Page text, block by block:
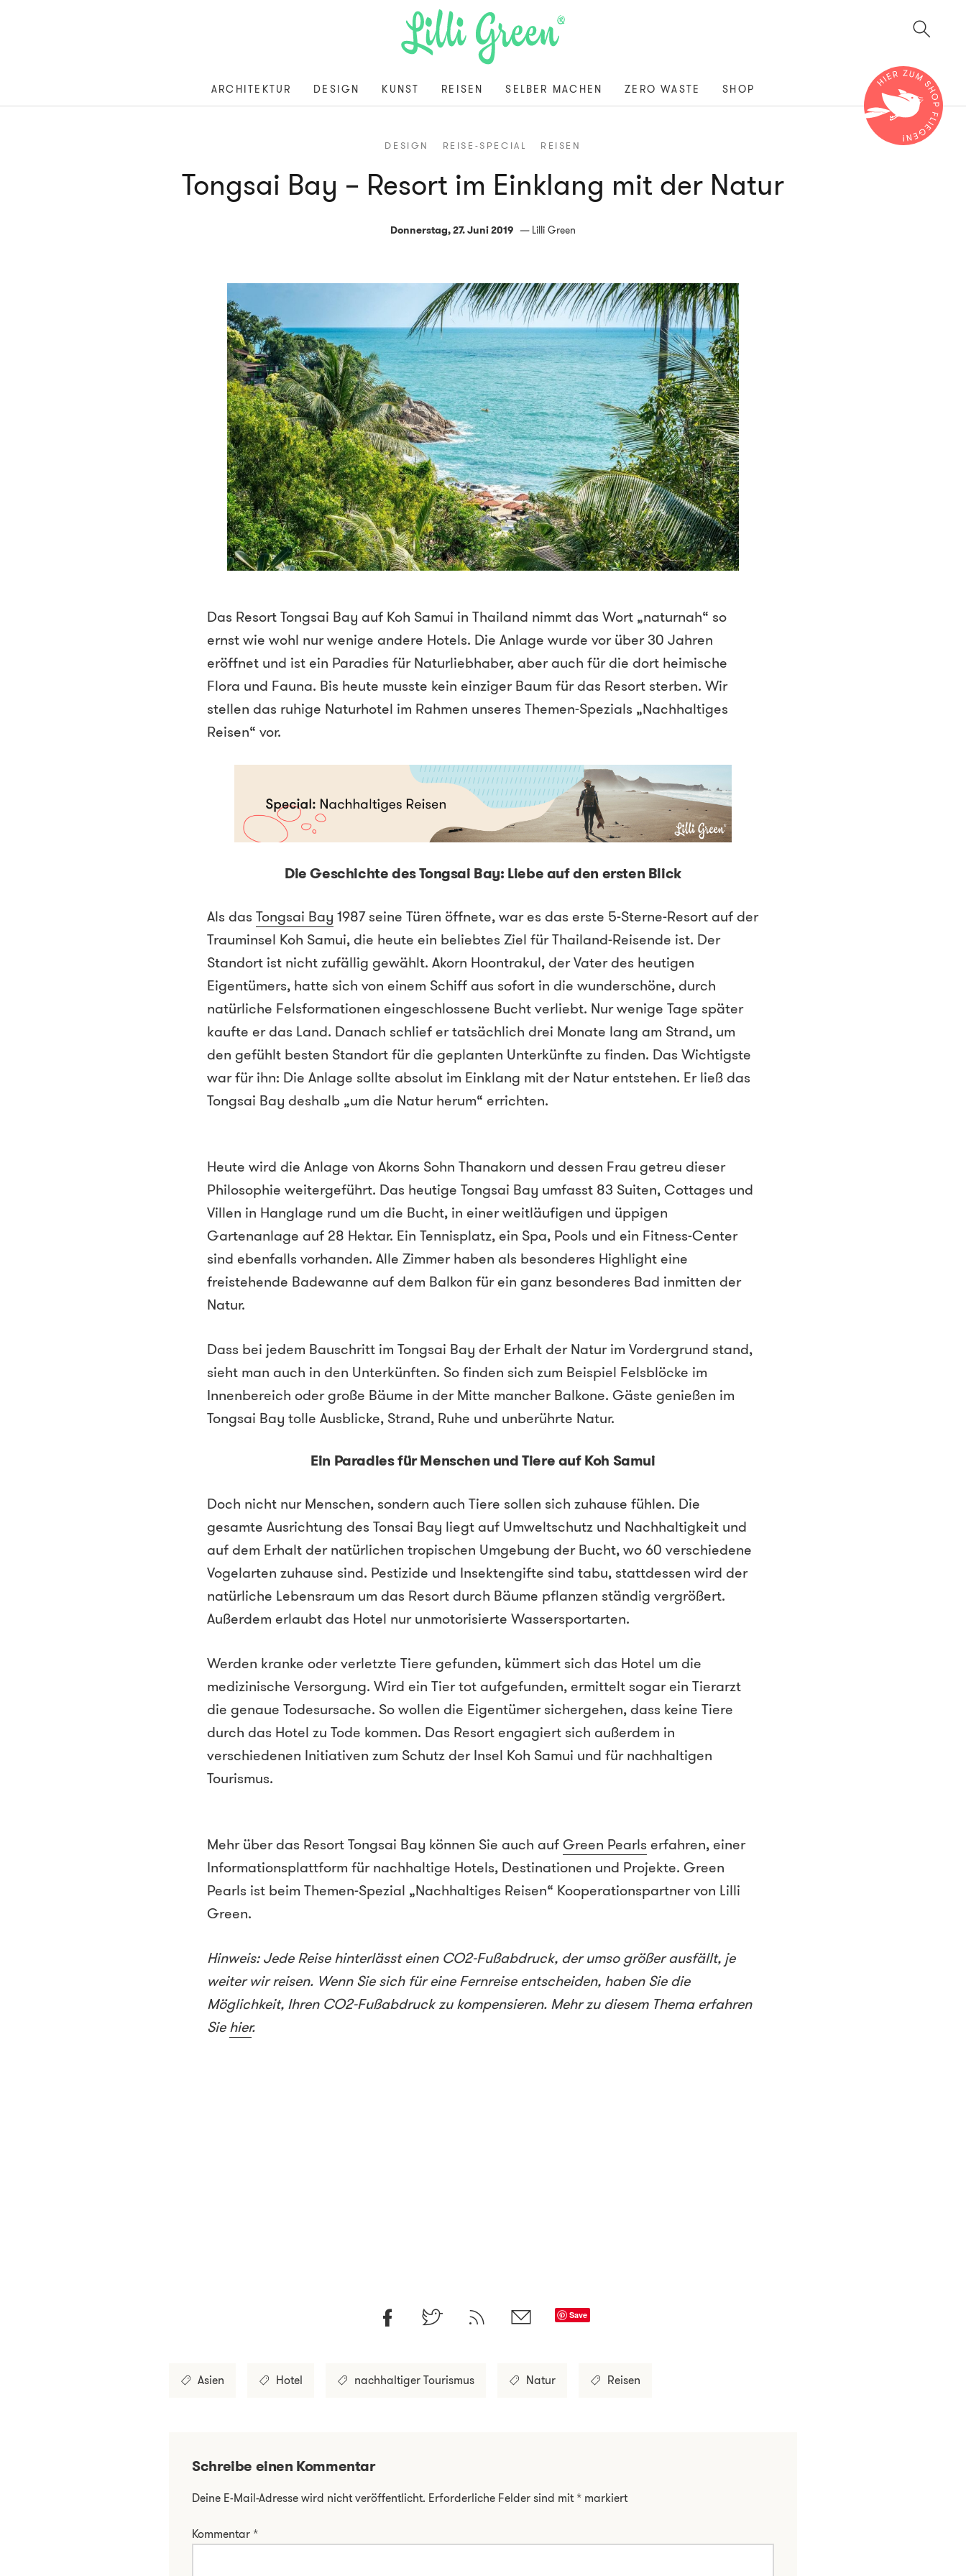
ARCHITEKTUR DESIGN KUNST REISEN SELBER MACHEN ZERO WASTE SHOP
DESIGN REISE-SPECIAL REISEN
Tongsai Bay – Resort im Einklang mit der Natur
Donnerstag, 27. Juni 2019 Lilli Green
Das Resort Tongsai Bay auf Koh Samui in Thailand nimmt das Wort „naturnah“ so
ernst wie wohl nur wenige andere Hotels. Die Anlage wurde vor über 30 Jahren
eröffnet und ist ein Paradies für Naturliebhaber, aber auch für die dort heimische
Flora und Fauna. Bis heute musste kein einziger Baum für das Resort sterben. Wir
stellen das ruhige Naturhotel im Rahmen unseres Themen-Spezials „Nachhaltiges
Reisen“ vor.
Die Geschichte des Tongsai Bay: Liebe auf den ersten Blick
Als das Tongsai Bay 1987 seine Türen öffnete, war es das erste 5-Sterne-Resort auf der
Trauminsel Koh Samui, die heute ein beliebtes Ziel für Thailand-Reisende ist. Der
Standort ist nicht zufällig gewählt. Akorn Hoontrakul, der Vater des heutigen
Eigentümers, hatte sich von einem Schiff aus sofort in die wunderschöne, durch
natürliche Felsformationen eingeschlossene Bucht verliebt. Nur wenige Tage später
kaufte er das Land. Danach schlief er tatsächlich drei Monate lang am Strand, um
den gefühlt besten Standort für die geplanten Unterkünfte zu finden. Das Wichtigste
war für ihn: Die Anlage sollte absolut im Einklang mit der Natur entstehen. Er ließ das
Tongsai Bay deshalb „um die Natur herum“ errichten.
Heute wird die Anlage von Akorns Sohn Thanakorn und dessen Frau getreu dieser
Philosophie weitergeführt. Das heutige Tongsai Bay umfasst 83 Suiten, Cottages und
Villen in Hanglage rund um die Bucht, in einer weitläufigen und üppigen
Gartenanlage auf 28 Hektar. Ein Tennisplatz, ein Spa, Pools und ein Fitness-Center
sind ebenfalls vorhanden. Alle Zimmer haben als besonderes Highlight eine
freistehende Badewanne auf dem Balkon für ein ganz besonderes Bad inmitten der
Natur.
Dass bei jedem Bauschritt im Tongsai Bay der Erhalt der Natur im Vordergrund stand,
sieht man auch in den Unterkünften. So finden sich zum Beispiel Felsblöcke im
Innenbereich oder große Bäume in der Mitte mancher Balkone. Gäste genießen im
Tongsai Bay tolle Ausblicke, Strand, Ruhe und unberührte Natur.
Ein Paradies für Menschen und Tiere auf Koh Samui
Doch nicht nur Menschen, sondern auch Tiere sollen sich zuhause fühlen. Die
gesamte Ausrichtung des Tonsai Bay liegt auf Umweltschutz und Nachhaltigkeit und
auf dem Erhalt der natürlichen tropischen Umgebung der Bucht, wo 60 verschiedene
Vogelarten zuhause sind. Pestizide und Insektengifte sind tabu, stattdessen wird der
natürliche Lebensraum um das Resort durch Bäume pflanzen ständig vergrößert.
Außerdem erlaubt das Hotel nur unmotorisierte Wassersportarten.
Werden kranke oder verletzte Tiere gefunden, kümmert sich das Hotel um die
medizinische Versorgung. Wird ein Tier tot aufgefunden, ermittelt sogar ein Tierarzt
die genaue Todesursache. So wollen die Eigentümer sichergehen, dass keine Tiere
durch das Hotel zu Tode kommen. Das Resort engagiert sich außerdem in
verschiedenen Initiativen zum Schutz der Insel Koh Samui und für nachhaltigen
Tourismus.
Mehr über das Resort Tongsai Bay können Sie auch aufGreen Pearls erfahren, einer
Informationsplattform für nachhaltige Hotels, Destinationen und Projekte. Green
Pearls ist beim Themen-Spezial „Nachhaltiges Reisen“ Kooperationspartner von Lilli
Green.
Hinweis: Jede Reise hinterlässt einen CO2-Fußabdruck, der umso größer ausfällt, je
weiter wir reisen. Wenn Sie sich für eine Fernreise entscheiden, haben Sie die
Möglichkeit, Ihren CO2-Fußabdruck zu kompensieren. Mehr zu diesem Thema erfahren
Siehier.
Save
Asien Hotel nachhaltiger Tourismus Natur Reisen
Schreibe einen Kommentar
Deine E-Mail-Adresse wird nicht veröffentlicht. Erforderliche Felder sind mit* markiert
Kommentar *